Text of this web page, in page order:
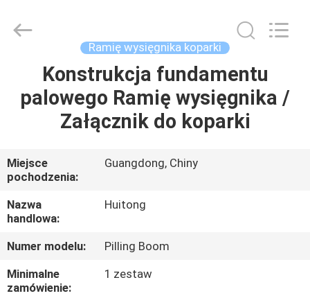
DOMU
POKAZ
VR
O
NAS
Ramię wysięgnika koparki
Konstrukcja fundamentu
palowego Ramię wysięgnika /
Załącznik do koparki
Miejsce
pochodzenia:
Guangdong, Chiny
Nazwa
handlowa:
Huitong
Numer modelu:
Pilling Boom
Minimalne
zamówienie:
1 zestaw